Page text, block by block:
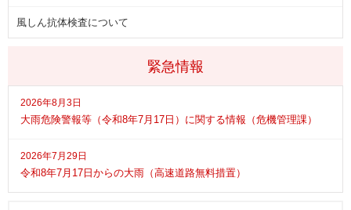
緊急情報
2026年8月3日
大雨危険警報等（令和8年7月17日）に関する情報（危機管理課）
2026年7月29日
令和8年7月17日からの大雨（高速道路無料措置）
風しん抗体検査について